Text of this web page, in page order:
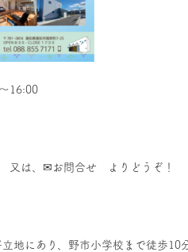
16:00
又は、✉お問合せ よりどうぞ！
地にあり、野市小学校まで徒歩10